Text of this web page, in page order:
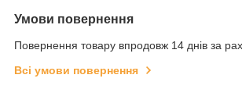
Умови повернення
Повернення товару впродовж 14 днів за
Всі умови повернення